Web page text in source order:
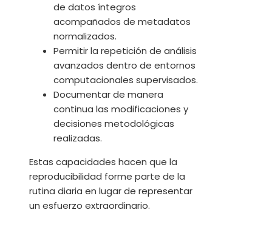
de datos íntegros
acompañados de metadatos
normalizados.
Permitir la repetición de análisis
avanzados dentro de entornos
computacionales supervisados.
Documentar de manera
continua las modificaciones y
decisiones metodológicas
realizadas.
Estas capacidades hacen que la
reproducibilidad forme parte de la
rutina diaria en lugar de representar
un esfuerzo extraordinario.